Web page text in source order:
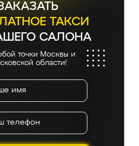
ТАКСИ
САЛОНА
точки Москвы и
области!